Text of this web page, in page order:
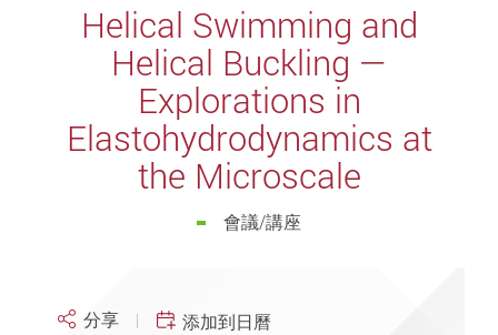
Helical Swimming and
Helical Buckling —
Explorations in
Elastohydrodynamics at
the Microscale
會議/講座
分享 添加到日曆